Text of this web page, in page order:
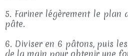
5. Fariner légèrement le plan
pâte.
6. Diviser en 6 pâtons, puis